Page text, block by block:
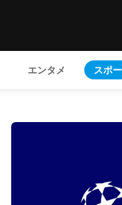
エンタメ スポ